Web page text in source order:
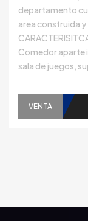
departamento
area construida y
Comedor aparte
sala de juegos,
VENTA